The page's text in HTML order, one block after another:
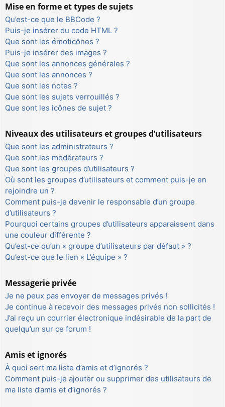
Mise en forme et types de sujets
Qu’est-ce que le BBCode ?
Puis-je insérer du code HTML ?
Que sont les émoticônes ?
Puis-je insérer des images ?
Que sont les annonces générales ?
Que sont les annonces ?
Que sont les notes ?
Que sont les sujets verrouillés ?
Que sont les icônes de sujet ?
Niveaux des utilisateurs et groupes d’utilisateurs
Que sont les administrateurs ?
Que sont les modérateurs ?
Que sont les groupes d’utilisateurs ?
Où sont les groupes d’utilisateurs et comment puis-je en
rejoindre un ?
Comment puis-je devenir le responsable d’un groupe
d’utilisateurs ?
Pourquoi certains groupes d’utilisateurs apparaissent dans
une couleur différente ?
Qu’est-ce qu’un « groupe d’utilisateurs par défaut » ?
Qu’est-ce que le lien « L’équipe » ?
Messagerie privée
Je ne peux pas envoyer de messages privés !
Je continue à recevoir des messages privés non sollicités !
J’ai reçu un courrier électronique indésirable de la part de
quelqu’un sur ce forum !
Amis et ignorés
À quoi sert ma liste d’amis et d’ignorés ?
Comment puis-je ajouter ou supprimer des utilisateurs de
ma liste d’amis et d’ignorés ?